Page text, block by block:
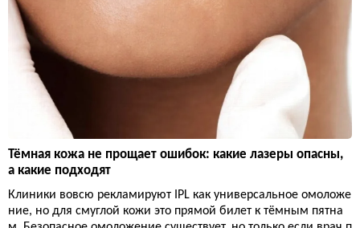
Тёмная кожа не прощает ошибок: какие лазеры опасны,
а какие подходят
Клиники вовсю рекламируют IPL как универсальное омоложе
ние, но для смуглой кожи это прямой билет к тёмным пятна